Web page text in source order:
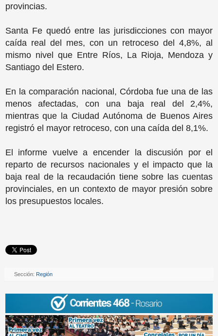
provincias.
Santa Fe quedó entre las jurisdicciones con mayor
caída real del mes, con un retroceso del 4,8%, al
mismo nivel que Entre Ríos, La Rioja, Mendoza y
Santiago del Estero.
En la comparación nacional, Córdoba fue una de las
menos afectadas, con una baja real del 2,4%,
mientras que la Ciudad Autónoma de Buenos Aires
registró el mayor retroceso, con una caída del 8,1%.
El informe vuelve a encender la discusión por el
reparto de recursos nacionales y el impacto que la
baja real de la recaudación tiene sobre las cuentas
provinciales, en un contexto de mayor presión sobre
los presupuestos locales.
Sección: Región